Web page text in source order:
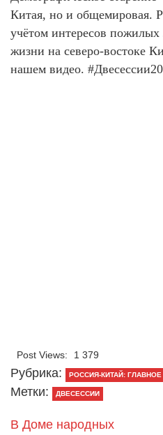
Китая, но и общемировая.
учётом интересов пожилых
жизни на северо-востоке
нашем видео.
Post Views: 1 379
Рубрика: РОССИЯ-КИТАЙ: ГЛАВНОЕ
Метки: ДВЕСЕССИИ
В Доме народных